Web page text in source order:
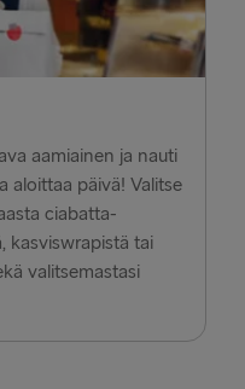
aamiainen ja nauti
aloittaa päivä! Valitse
ciabatta-
kasviswrapistä tai
valitsemastasi